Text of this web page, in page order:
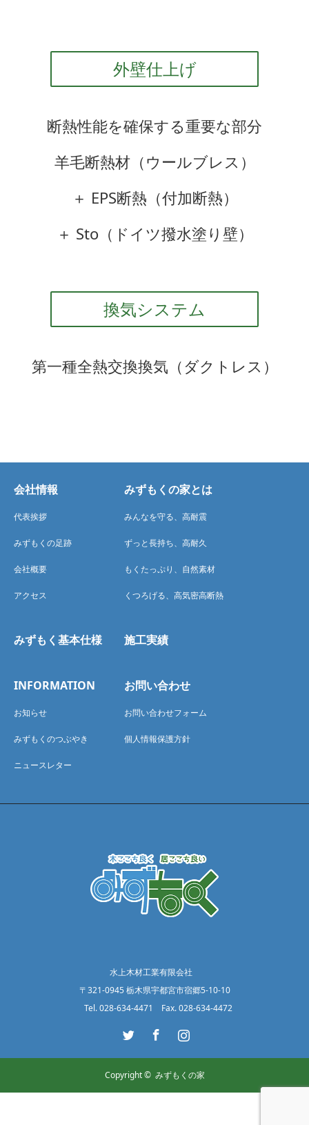
外壁仕上げ
断熱性能を確保する重要な部分
羊毛断熱材（ウールブレス）
＋ EPS断熱（付加断熱）
＋ Sto（ドイツ撥水塗り壁）
換気システム
第一種全熱交換換気（ダクトレス）
会社情報
代表挨拶
みずもくの足跡
会社概要
アクセス
みずもくの家とは
みんなを守る、高耐震
ずっと長持ち、高耐久
もくたっぷり、自然素材
くつろげる、高気密高断熱
みずもく基本仕様 施工実績
INFORMATION
お知らせ
みずもくのつぶやき
ニュースレター
お問い合わせ
お問い合わせフォーム
個人情報保護方針
水上木材工業有限会社
〒321-0945 栃木県宇都宮市宿郷5-10-10
Tel. 028-634-4471 Fax. 028-634-4472
Copyright © みずもくの家